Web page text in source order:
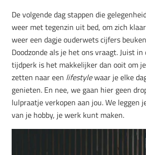
De volgende dag stappen die
weer met tegenzin uit bed, om zich
weer een dagje ouderwets cijfers
Doodzonde als je het ons vraagt. Juist
tijdperk is het makkelijker dan ooit om
zetten naar een lifestylewaar je elke
genieten. En nee, we gaan hier geen
lulpraatje verkopen aan jou. We leggen
van je hobby, je werk kunt maken.